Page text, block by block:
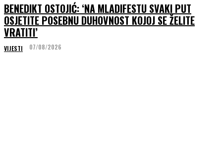
BENEDIKT OSTOJIĆ: ‘NA MLADIFESTU SVAKI PUT
OSJETITE POSEBNU DUHOVNOST KOJOJ SE ŽELITE
VRATITI’
VIJESTI 07/08/2026